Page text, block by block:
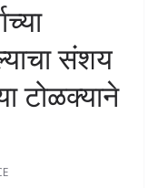
संशय
टोळक्याने